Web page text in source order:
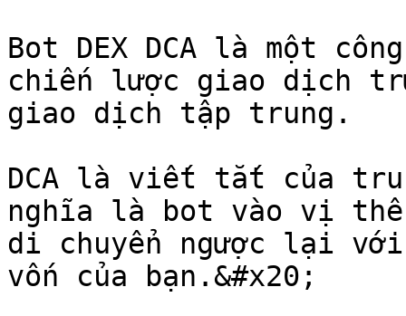
Bot DEX DCA là một
chiến lược giao dịch
giao dịch tập trung.
DCA là viết tắt của
nghĩa là bot vào vị
di chuyển ngược lại
vốn của bạn.&#x20;